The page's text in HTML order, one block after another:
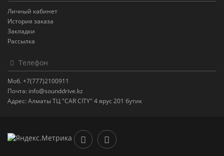
Личный кабинет
История заказа
Закладки
Рассылка
Телефон
Моб. +7(777)2100911
Почта: info@sounddrive.kz
Адрес: Алматы ТЦ "CAR CITY" 4 ярус 201 бутик